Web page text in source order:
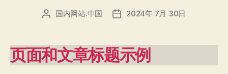
文
者
国内网站.中国
发
期
2024年 7月 30日
页面和文章标题示例